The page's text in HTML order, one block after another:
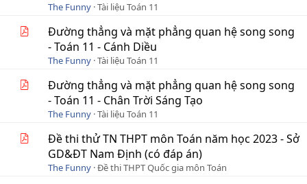
The Funny Tài liệu Toán 11
Đường thẳng và mặt phẳng quan hệ song song
- Toán 11 - Cánh Diều
The Funny Tài liệu Toán 11
Đường thẳng và mặt phẳng quan hệ song song
- Toán 11 - Chân Trời Sáng Tạo
The Funny Tài liệu Toán 11
Đề thi thử TN THPT môn Toán năm học 2023 - Sở
GD&ĐT Nam Định (có đáp án)
The Funny Đề thi THPT Quốc gia môn Toán